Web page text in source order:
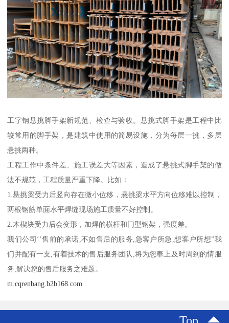
工字钢悬挑脚手架新规范、检查与验收。悬挑式脚手架是工程中比
较常用的脚手架，是建筑中使用的简易设施，分为每层一挑，多层
悬挑两种。
工程工作中条件差、施工误差大等因素，造成了悬挑式脚手架的做
法不规范，工程质量严重下降。比如：
1.悬挑梁受力后竖向存在微小位移，悬挑梁水平方向位移难以控制，
两根钢筋单面水平焊缝现场施工质量不好控制。
2.木楔块受力后会变形，加焊的横杆和门型钢架，强度差。
我们公司‘’售前的承诺,不如售后的服务,急客户所急,想客户所想”我
们并配有一支,有着技术的售后服务团队,将为您奉上及时周到的情服
务,解决您的售后服务之难题。
m.cqrenbang.b2b168.com
Top